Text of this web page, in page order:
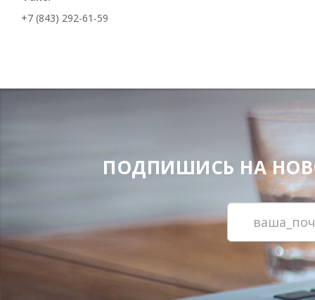
+7 (843) 292-61-59
ПОДПИШИСЬ НА